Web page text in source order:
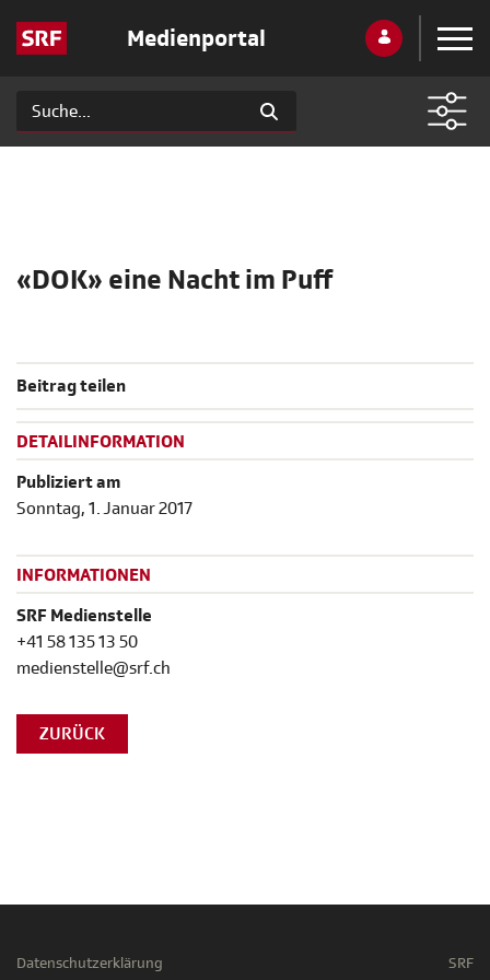
Medienportal
«DOK» eine Nacht im Puff
Beitrag teilen
DETAILINFORMATION
Publiziert am
Sonntag, 1. Januar 2017
INFORMATIONEN
SRF Medienstelle
+41 58 135 13 50
medienstelle@srf.ch
ZURÜCK
Datenschutzerklärung SRF